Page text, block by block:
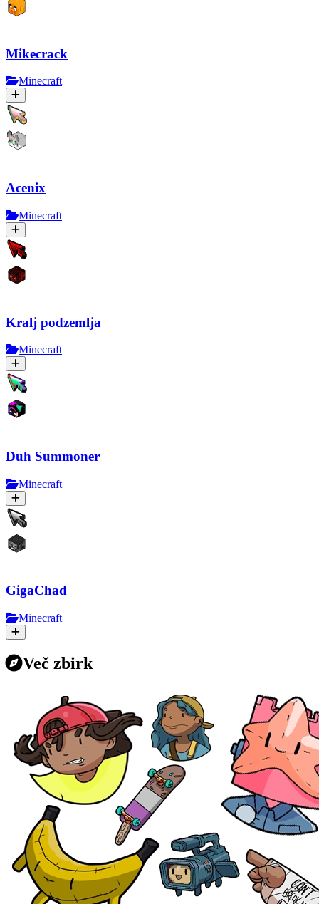
Mikecrack
Minecraft
Acenix
Minecraft
Kralj podzemlja
Minecraft
Duh Summoner
Minecraft
GigaChad
Minecraft
Več zbirk